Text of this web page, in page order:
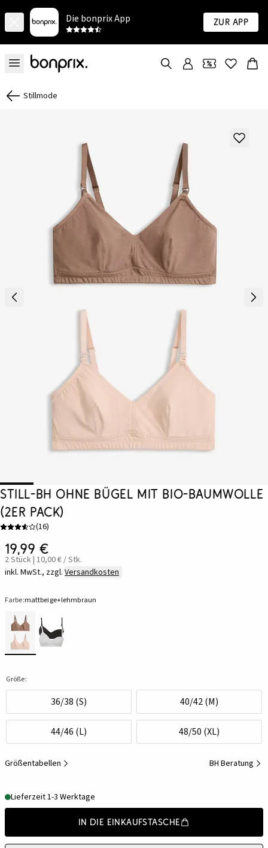
Die bonprix App Zur App
Stillmode
Still-BH ohne Bügel mit Bio-Baumwolle
(2er Pack)
(16)
19,99 €
2 Stück | 10,00 € / Stk.
inkl. MwSt., zzgl. Versandkosten
Farbe:mattbeige+lehmbraun
Größe:
36/38 (S) 40/42 (M)
44/46 (L) 48/50 (XL)
Größentabellen BH Beratung
Lieferzeit 1-3 Werktage
In die Einkaufstasche